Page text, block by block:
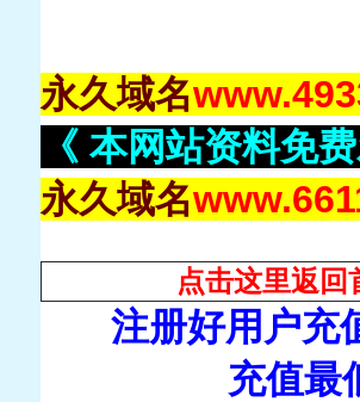
永久域名
《 本网站资料免
永久域名
点击这里返回
注册好用户充
充值最